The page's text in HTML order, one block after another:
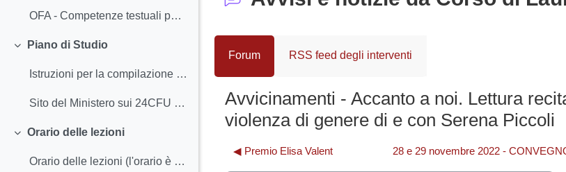
OFA - Competenze testuali per l'università (iscriz...
Minimizza
Piano di Studio
Istruzioni per la compilazione e scadenze Classi ...
Sito del Ministero sui 24CFU necessari per l'accesso al concorso insegnanti
Minimizza
Orario delle lezioni
Orario delle lezioni (l'orario è provvisorio e s...
Forum RSS feed degli interventi
Avvicinamenti - Accanto a noi. Lettura
violenza di genere di e con Serena Piccoli
◀︎ Premio Elisa Valent 28 e 29 novembre 2022 -